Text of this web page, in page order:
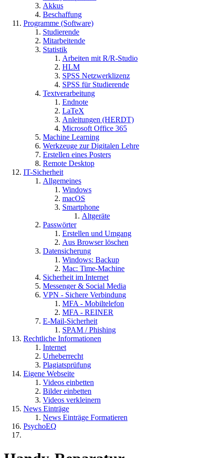
Akkus
Beschaffung
Programme (Software)
Studierende
Mitarbeitende
Statistik
Arbeiten mit R/R-Studio
HLM
SPSS Netzwerklizenz
SPSS für Studierende
Textverarbeitung
Endnote
LaTeX
Anleitungen (HERDT)
Microsoft Office 365
Machine Learning
Werkzeuge zur Digitalen Lehre
Erstellen eines Posters
Remote Desktop
IT-Sicherheit
Allgemeines
Windows
macOS
Smartphone
Altgeräte
Passwörter
Erstellen und Umgang
Aus Browser löschen
Datensicherung
Windows: Backup
Mac: Time-Machine
Sicherheit im Internet
Messenger & Social Media
VPN - Sichere Verbindung
MFA - Mobiltelefon
MFA - REINER
E-Mail-Sicherheit
SPAM / Phishing
Rechtliche Informationen
Internet
Urheberrecht
Plagiatsprüfung
Eigene Webseite
Videos einbetten
Bilder einbetten
Videos verkleinern
News Einträge
News Einträge Formatieren
PsychoEQ